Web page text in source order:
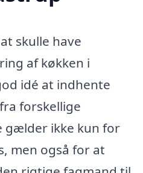
skulle have
af køkken i
idé at indhente
forskellige
gælder ikke kun for
men også for at